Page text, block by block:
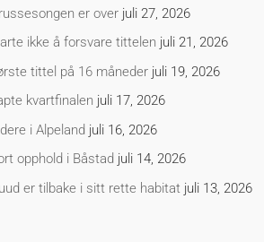
er over juli 27, 2026
ikke å forsvare tittelen juli 21, 2026
tittel på 16 måneder juli 19, 2026
kvartfinalen juli 17, 2026
i Alpeland juli 16, 2026
opphold i Båstad juli 14, 2026
er tilbake i sitt rette habitat juli 13, 2026